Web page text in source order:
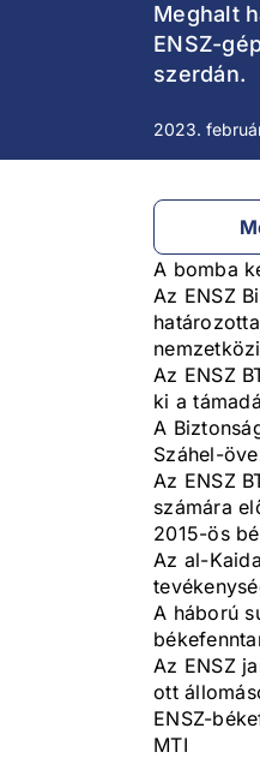
Meghalt
ENSZ-
szerdán.
2023.
A bomba
Az ENSZ
Az ENSZ
ki a
A
Száhel-
Az ENSZ
számára
2015-ös
Az al-
A háború
Az ENSZ
ott
ENSZ-
MTI